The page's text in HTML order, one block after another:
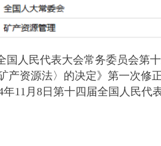
国人民代表大会常务委员会第
产资源法〉的决定》第一次修
11月8日第十四届全国人民代